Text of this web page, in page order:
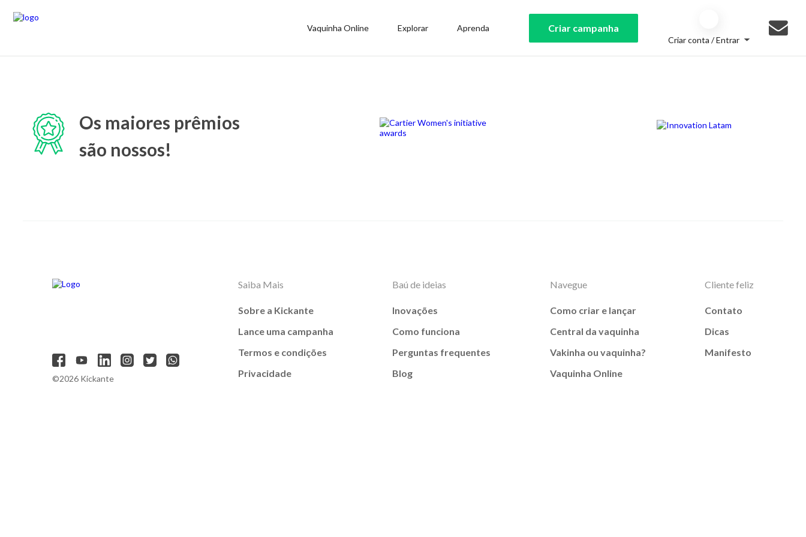
Vaquinha Online Explorar Aprenda Criar campanha
Criar conta / Entrar
Os maiores prêmios
são nossos!
©2026 Kickante
Saiba Mais
Sobre a Kickante
Lance uma campanha
Termos e condições
Privacidade
Baú de ideias
Inovações
Como funciona
Perguntas frequentes
Blog
Navegue
Como criar e lançar
Central da vaquinha
Vakinha ou vaquinha?
Vaquinha Online
Cliente feliz
Contato
Dicas
Manifesto